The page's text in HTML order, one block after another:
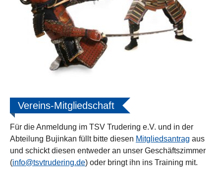
Vereins-Mitgliedschaft
Für die Anmeldung im TSV Trudering e.V. und in der
Abteilung Bujinkan füllt bitte diesen Mitgliedsantrag aus
und schickt diesen entweder an unser Geschäftszimmer
(info@tsvtrudering.de) oder bringt ihn ins Training mit.